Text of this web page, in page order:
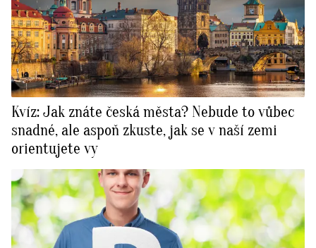
Kvíz: Jak znáte česká města? Nebude to vůbec
snadné, ale aspoň zkuste, jak se v naší zemi
orientujete vy